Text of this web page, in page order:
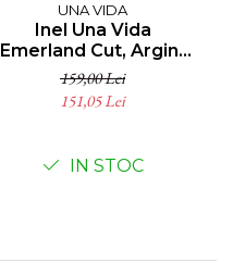
UNA VIDA
Inel Una Vida
Emerland Cut, Argint
925 placat cu aur
159,00 Lei
151,05 Lei
IN STOC